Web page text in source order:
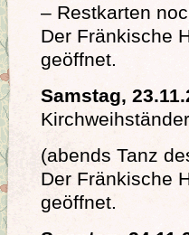
– Restkarten
Der Fränkische
geöffnet.
Samstag,
(abends Tanz
Der Fränkische
geöffnet.